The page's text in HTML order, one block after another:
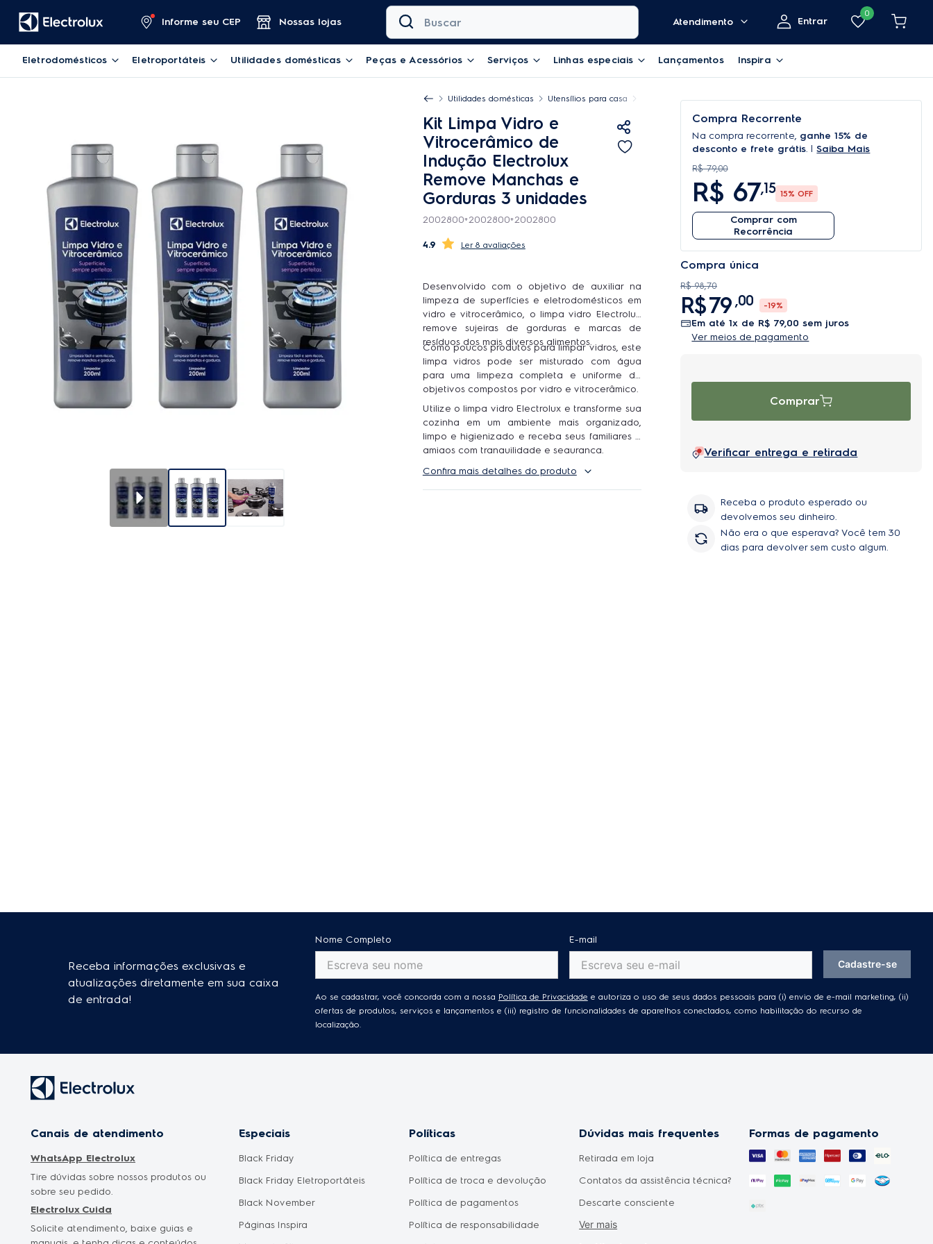
Informe seu CEP Nossas lojas
Buscar
Atendimento
Entrar
0
Eletrodomésticos Eletroportáteis Utilidades domésticas Peças e Acessórios Serviços Linhas especiais Lançamentos Inspira
Utilidades domésticas Utensílios para casa Kit Limpa Vidro e Vitrocerâmico de Indução Electrolux Remove Manchas
Kit Limpa Vidro e
Vitrocerâmico de
Indução Electrolux
Remove Manchas e
Gorduras 3 unidades
2002800+2002800+2002800
4.9 8 avaliações
Desenvolvido com o objetivo de auxiliar na
limpeza de superfícies e eletrodomésticos em
vidro e vitrocerâmico, o limpa vidro Electrolux
remove sujeiras de gorduras e marcas de
resíduos dos mais diversos alimentos.
Como poucos produtos para limpar vidros, este
limpa vidros pode ser misturado com água
para uma limpeza completa e uniforme de
objetivos compostos por vidro e vitrocerâmico.
Utilize o limpa vidro Electrolux e transforme sua
cozinha em um ambiente mais organizado,
limpo e higienizado e receba seus familiares e
amigos com tranquilidade e segurança.
Confira mais detalhes do produto
Compra Recorrente
Na compra recorrente, ganhe 15% de
desconto e frete grátis. |Saiba Mais
R$ 79,00
R$ 67,15 15% OFF
Comprar com
Recorrência
Compra única
R$ 98,70
R$79 ,00 -19%
em até 1x de R$ 79,00 sem juros
Ver meios de pagamento
Comprar
Verificar entrega e retirada
Receba o produto esperado ou
devolvemos seu dinheiro.
Não era o que esperava? Você tem 30
dias para devolver sem custo algum.
Receba informações exclusivas e
atualizações diretamente em sua caixa
de entrada!
Nome Completo E-mail
Ao se cadastrar, você concorda com a nossa Política de Privacidade e autoriza o uso de seus dados pessoais para (i) envio de e-mail marketing, (ii)
ofertas de produtos, serviços e lançamentos e (iii) registro de funcionalidades de aparelhos conectados, como habilitação do recurso de
localização.
Cadastre-se
Canais de atendimento
WhatsApp Electrolux
Tire dúvidas sobre nossos produtos ou
sobre seu pedido.
Electrolux Cuida
Solicite atendimento, baixe guias e
Especiais
Black Friday
Black Friday Eletroportáteis
Black November
Páginas Inspira
Políticas
Política de entregas
Política de troca e devolução
Política de pagamentos
Política de responsabilidade
Dúvidas mais frequentes
Retirada em loja
Contatos da assistência técnica?
Descarte consciente
Meu produto não chegou?
Ver mais
Formas de pagamento